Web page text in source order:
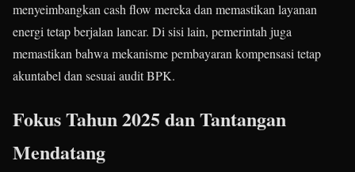
menyeimbangkan cash flow mereka dan memastikan layanan
energi tetap berjalan lancar. Di sisi lain, pemerintah juga
memastikan bahwa mekanisme pembayaran kompensasi tetap
akuntabel dan sesuai audit BPK.
Fokus Tahun 2025 dan Tantangan
Mendatang